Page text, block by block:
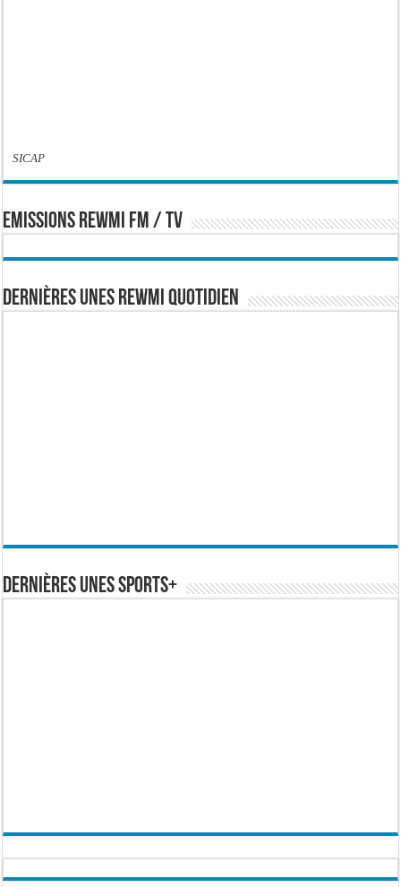
SICAP
EMISSIONS REWMI FM / TV
Dernières Unes Rewmi Quotidien
Dernières Unes Sports+